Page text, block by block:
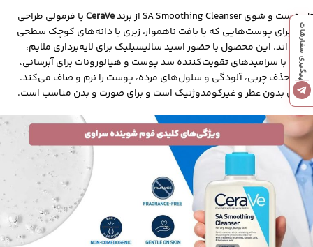
ژل شست‌ و شوی SA Smoothing Cleanser از برند CeraVeبا فرمولی طراحی
شده برای پوست‌هایی که با بافت ناهموار، زبری یا دانه‌های کوچک سطحی
مواجه‌اند. این محصول با حضور اسید سالیسیلیک برای لایه‌برداری ملایم،
همراه با سرامید‌های تقویت‌کننده سد پوست و هیالورونات برای آبرسانی،
ضمن حذف چربی، آلودگی و سلول‌های مرده، پوست را نرم و صاف می‌کند.
فرمول بدون عطر و غیرکومدوژنیک است و برای صورت و بدن مناسب است.
پیگیری سفارشات